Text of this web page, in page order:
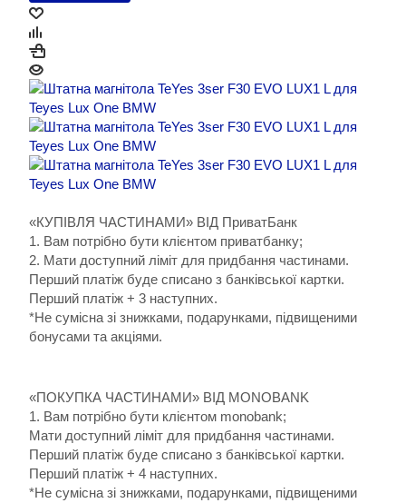
«КУПІВЛЯ ЧАСТИНАМИ» ВІД ПриватБанк
1. Вам потрібно бути клієнтом приватбанку;
2. Мати доступний ліміт для придбання частинами.
Перший платіж буде списано з банківської картки.
Перший платіж + 3 наступних.
*Не сумісна зі знижками, подарунками, підвищеними
бонусами та акціями.
«ПОКУПКА ЧАСТИНАМИ» ВІД MONOBANK
1. Вам потрібно бути клієнтом monobank;
Мати доступний ліміт для придбання частинами.
Перший платіж буде списано з банківської картки.
Перший платіж + 4 наступних.
*Не сумісна зі знижками, подарунками, підвищеними